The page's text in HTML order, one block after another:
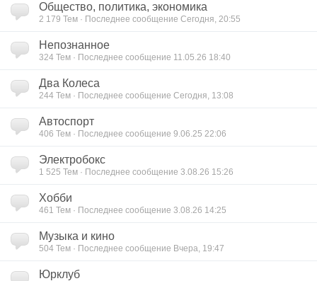
Общество, политика, экономика
2 179 Тем · Последнее сообщение Сегодня, 20:55
Непознанное
324 Тем · Последнее сообщение 11.05.26 18:40
Два Колеса
244 Тем · Последнее сообщение Сегодня, 13:08
Автоспорт
406 Тем · Последнее сообщение 9.06.25 22:06
Электробокс
1 525 Тем · Последнее сообщение 3.08.26 15:26
Хобби
461 Тем · Последнее сообщение 3.08.26 14:25
Музыка и кино
504 Тем · Последнее сообщение Вчера, 19:47
Юрклуб